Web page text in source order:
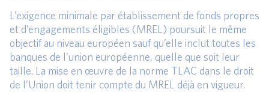
L’exigence minimale par établissement de fonds propres
et d’engagements éligibles (MREL) poursuit le même
objectif au niveau européen sauf qu’elle inclut toutes les
banques de l’union européenne, quelle que soit leur
taille. La mise en œuvre de la norme TLAC dans le droit
de l’Union doit tenir compte du MREL déjà en vigueur.